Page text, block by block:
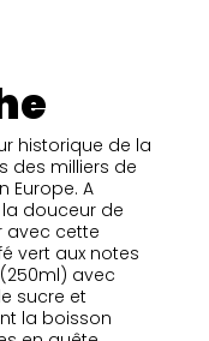
historique de la
des milliers de
Europe. A
douceur de
avec cette
vert aux notes
avec
sucre et
la boisson